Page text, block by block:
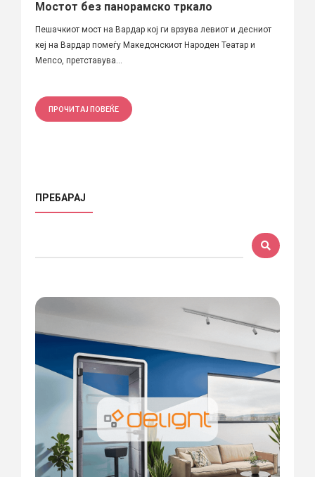
Мостот без панорамско тркало
Пешачкиот мост на Вардар кој ги врзува левиот и десниот
кеј на Вардар помеѓу Македонскиот Народен Театар и
Мепсо, претставува...
ПРОЧИТАЈ ПОВЕЌЕ
ПРЕБАРАЈ